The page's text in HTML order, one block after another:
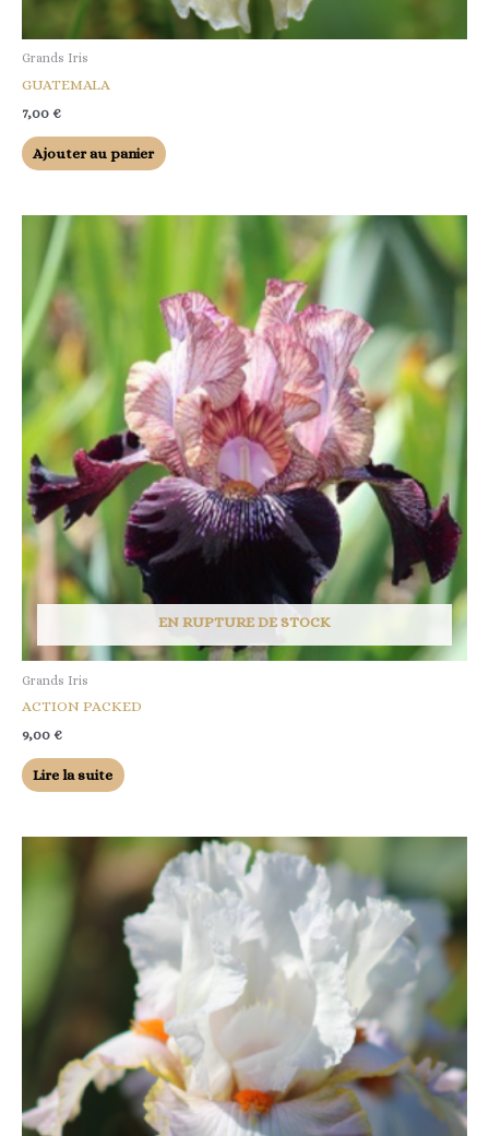
Grands Iris
GUATEMALA
7,00 €
Ajouter au panier
EN RUPTURE DE STOCK
Grands Iris
ACTION PACKED
9,00 €
Lire la suite